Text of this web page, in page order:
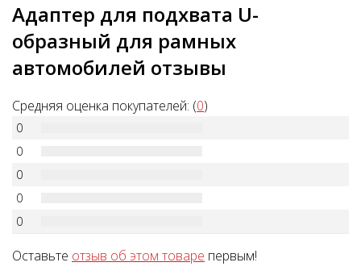
Адаптер для подхвата U-
образный для рамных
автомобилей отзывы
Средняя оценка покупателей: (0)
0
0
0
0
0
Оставьте отзыв об этом товаре первым!